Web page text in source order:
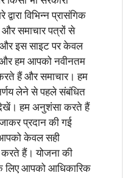
विभिन्न प्रासंगिक
समाचार पत्रों से
और इस साइट पर केवल
और हम आपको नवीनतम
हैं और समाचार। हम
लेने से पहले संबंधित
हम अनुशंसा करते हैं
प्रदान की गई
केवल सही
करते हैं। योजना की
लिए आपको आधिकारिक